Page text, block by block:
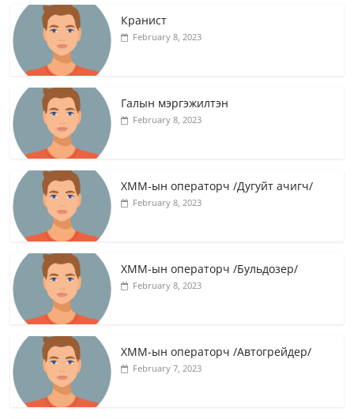
Кранист
February 8, 2023
Галын мэргэжилтэн
February 8, 2023
ХММ-ын операторч /Дугуйт ачигч/
February 8, 2023
ХММ-ын операторч /Бульдозер/
February 8, 2023
ХММ-ын операторч /Автогрейдер/
February 7, 2023